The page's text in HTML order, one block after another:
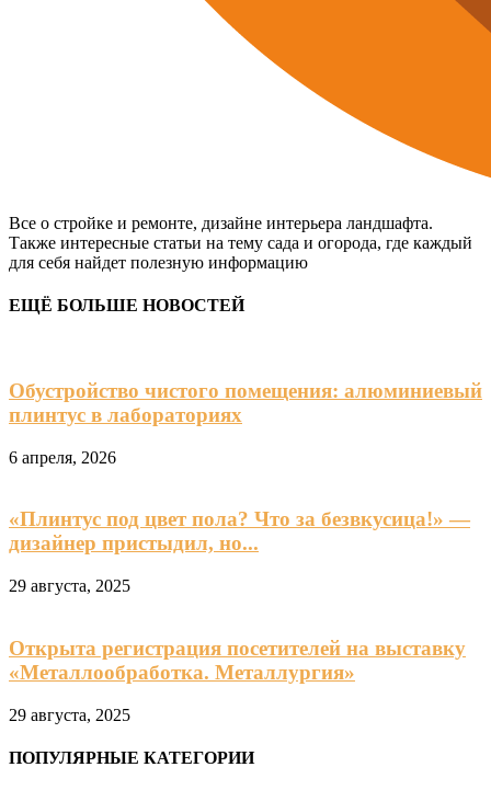
Все о стройке и ремонте, дизайне интерьера ландшафта.
Также интересные статьи на тему сада и огорода, где каждый
для себя найдет полезную информацию
ЕЩЁ БОЛЬШЕ НОВОСТЕЙ
Обустройство чистого помещения: алюминиевый
плинтус в лабораториях
6 апреля, 2026
«Плинтус под цвет пола? Что за безвкусица!» —
дизайнер пристыдил, но...
29 августа, 2025
Открыта регистрация посетителей на выставку
«Металлообработка. Металлургия»
29 августа, 2025
ПОПУЛЯРНЫЕ КАТЕГОРИИ